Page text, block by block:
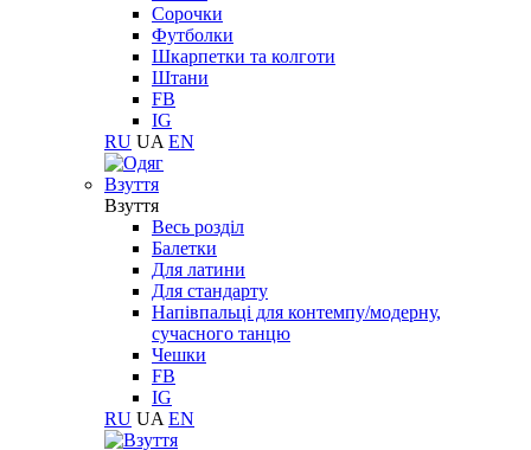
Сорочки
Футболки
Шкарпетки та колготи
Штани
FB
IG
RU UA EN
Взуття
Взуття
Весь розділ
Балетки
Для латини
Для стандарту
Напівпальці для контемпу/модерну,
сучасного танцю
Чешки
FB
IG
RU UA EN